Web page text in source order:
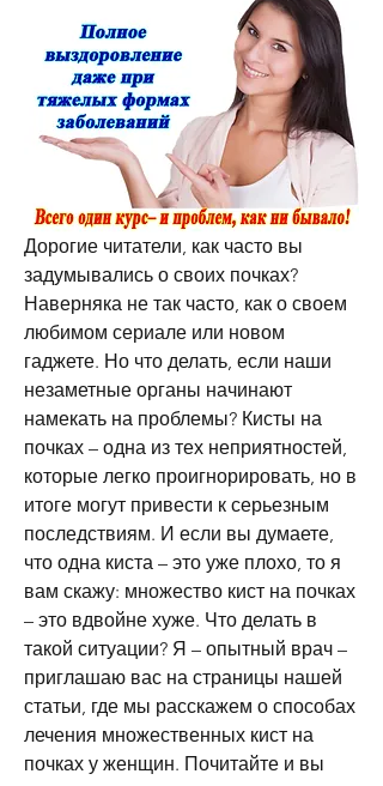
Дорогие читатели, как часто вы
задумывались о своих почках?
Наверняка не так часто, как о своем
любимом сериале или новом
гаджете. Но что делать, если наши
незаметные органы начинают
намекать на проблемы? Кисты на
почках – одна из тех неприятностей,
которые легко проигнорировать, но в
итоге могут привести к серьезным
последствиям. И если вы думаете,
что одна киста – это уже плохо, то я
вам скажу: множество кист на почках
– это вдвойне хуже. Что делать в
такой ситуации? Я – опытный врач –
приглашаю вас на страницы нашей
статьи, где мы расскажем о способах
лечения множественных кист на
почках у женщин. Почитайте и вы